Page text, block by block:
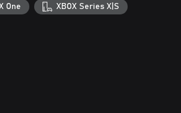
One XBOX Series X|S